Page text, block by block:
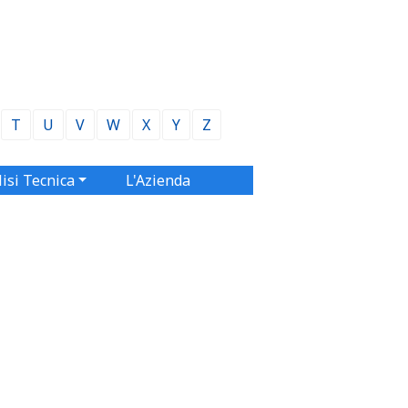
T U V W X Y Z
Tecnica L'Azienda